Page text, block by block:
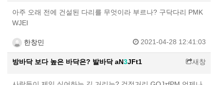
아주 오래 전에 건설된 다리를 무엇이라 부르나? 구닥다리 PMK
WJEI
한창민 2021-04-28 12:41:03
방바닥 보다 높은 바닥은? 발바닥 aN3JFt1 새창